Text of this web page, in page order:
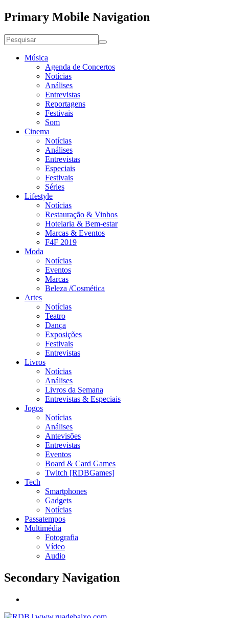
Primary Mobile Navigation
Música
Agenda de Concertos
Notícias
Análises
Entrevistas
Reportagens
Festivais
Som
Cinema
Notícias
Análises
Entrevistas
Especiais
Festivais
Séries
Lifestyle
Notícias
Restauração & Vinhos
Hotelaria & Bem-estar
Marcas & Eventos
F4F 2019
Moda
Notícias
Eventos
Marcas
Beleza /Cosmética
Artes
Notícias
Teatro
Dança
Exposições
Festivais
Entrevistas
Livros
Notícias
Análises
Livros da Semana
Entrevistas & Especiais
Jogos
Notícias
Análises
Antevisões
Entrevistas
Eventos
Board & Card Games
Twitch [RDBGames]
Tech
Smartphones
Gadgets
Notícias
Passatempos
Multimédia
Fotografia
Vídeo
Audio
Secondary Navigation